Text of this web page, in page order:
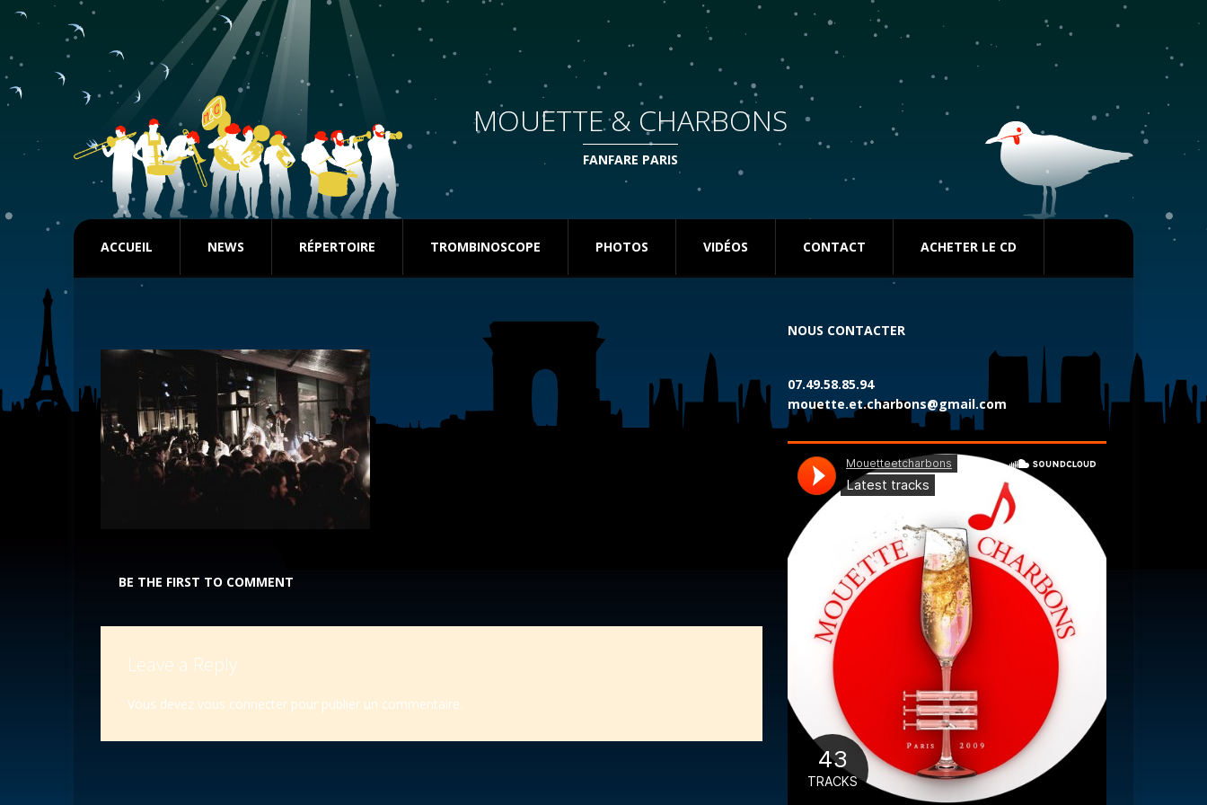
MOUETTE & CHARBONS
FANFARE PARIS
ACCUEIL NEWS RÉPERTOIRE TROMBINOSCOPE PHOTOS VIDÉOS CONTACT ACHETER LE CD
BE THE FIRST TO COMMENT
Leave a Reply
Vous devez vous connecter pour publier un commentaire.
NOUS CONTACTER
07.49.58.85.94
mouette.et.charbons@gmail.com